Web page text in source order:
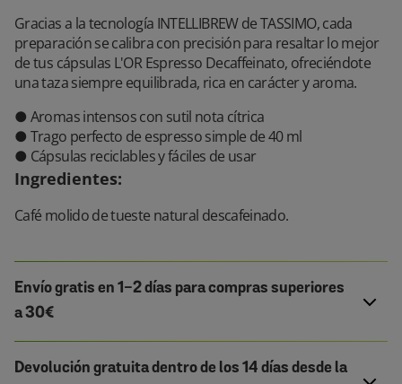
Gracias a la tecnología INTELLIBREW de TASSIMO, cada
preparación se calibra con precisión para resaltar lo mejor
de tus cápsulas L'OR Espresso Decaffeinato, ofreciéndote
una taza siempre equilibrada, rica en carácter y aroma.
● Aromas intensos con sutil nota cítrica
● Trago perfecto de espresso simple de 40 ml
● Cápsulas reciclables y fáciles de usar
Ingredientes:
Café molido de tueste natural descafeinado.
Envío gratis en 1-2 días para compras superiores
a 30€
Devolución gratuita dentro de los 14 días desde la